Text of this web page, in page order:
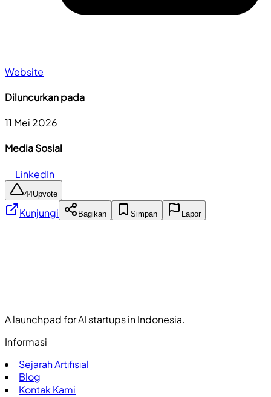
Website
Diluncurkan pada
11 Mei 2026
Media Sosial
LinkedIn
44Upvote
Kunjungi Bagikan Simpan Lapor
A launchpad for AI startups in Indonesia.
Informasi
Sejarah Artıfısıal
Blog
Kontak Kami